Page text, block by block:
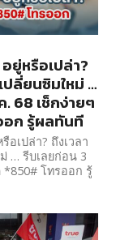
ยู่หรือเปล่า?
ปลี่ยนซิมใหม่ …
68 เช็กง่ายๆ
อก รู้ผลทันที
อเปล่า? ถึงเวลา
… รีบเลยก่อน 3
*850# โทรออก รู้